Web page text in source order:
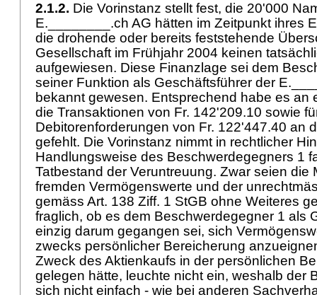
2.1.2. Die Vorinstanz stellt fest, die 20'000
E.________.ch AG hätten im Zeitpunkt ihres
die drohende oder bereits feststehende
Gesellschaft im Frühjahr 2004 keinen
aufgewiesen. Diese Finanzlage sei dem
seiner Funktion als Geschäftsführer der
bekannt gewesen. Entsprechend habe es an
die Transaktionen von Fr. 142'209.10 sowie
Debitorenforderungen von Fr. 122'447.40 an
gefehlt. Die Vorinstanz nimmt in rechtlicher
Handlungsweise des Beschwerdegegners 1
Tatbestand der Veruntreuung. Zwar seien die
fremden Vermögenswerte und der
gemäss Art. 138 Ziff. 1 StGB ohne Weiteres
fraglich, ob es dem Beschwerdegegner 1 als
einzig darum gegangen sei, sich
zwecks persönlicher Bereicherung
Zweck des Aktienkaufs in der persönlichen
gelegen hätte, leuchte nicht ein, weshalb der
sich nicht einfach - wie bei anderen